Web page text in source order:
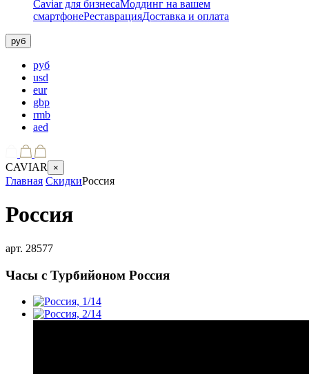
Caviar для бизнесаМоддинг на вашем
смартфонеРеставрацияДоставка и оплата
руб
руб
usd
eur
gbp
rmb
aed
CAVIAR ×
Главная СкидкиРоссия
Россия
арт. 28577
Часы с Турбийоном Россия